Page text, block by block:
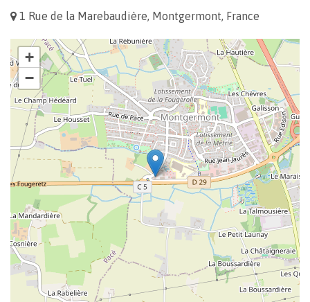
1 Rue de la Marebaudière, Montgermont, France
+
−